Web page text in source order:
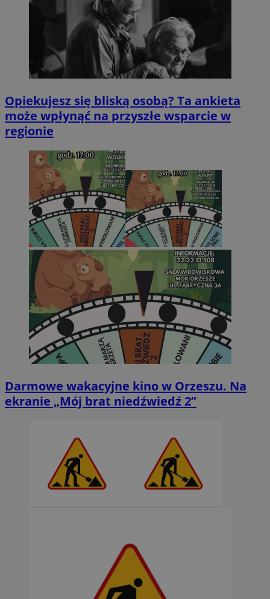
Opiekujesz się bliską osobą? Ta ankieta
może wpłynąć na przyszłe wsparcie w
regionie
Darmowe wakacyjne kino w Orzeszu. Na
ekranie „Mój brat niedźwiedź 2”